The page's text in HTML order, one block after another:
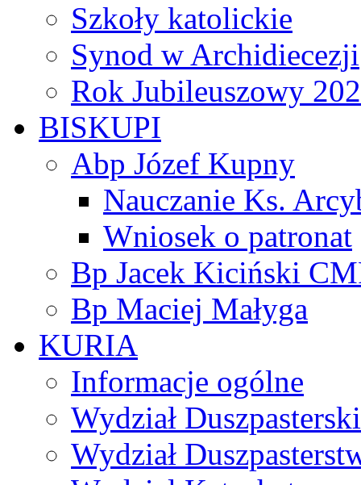
Szkoły katolickie
Synod w Archidiecezji
Rok Jubileuszowy
BISKUPI
Abp Józef Kupny
Nauczanie Ks.
Wniosek o patronat
Bp Jacek Kiciński
Bp Maciej Małyga
KURIA
Informacje ogólne
Wydział Duszpasterski
Wydział